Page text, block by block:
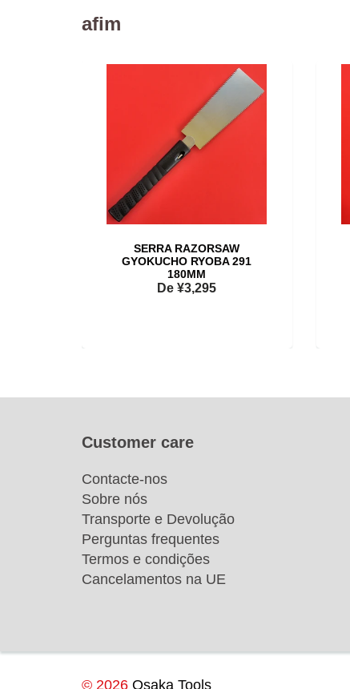
afim
SERRA RAZORSAW
GYOKUCHO RYOBA 291
180MM
De¥3,295
Customer care
Contacte-nos
Sobre nós
Transporte e Devolução
Perguntas frequentes
Termos e condições
Cancelamentos na UE
© 2026 Osaka Tools